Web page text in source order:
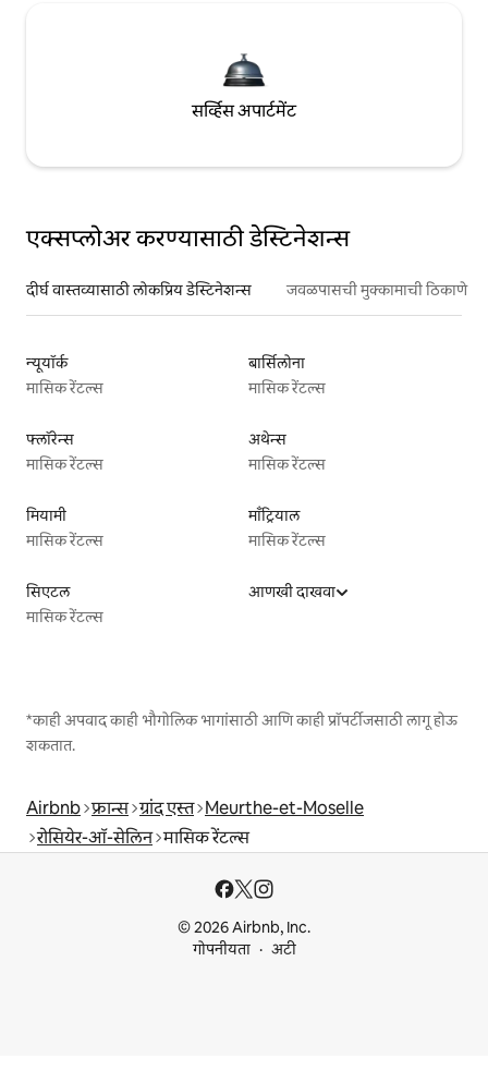
सर्व्हिस अपार्टमेंट
एक्सप्लोअर करण्यासाठी डेस्टिनेशन्स
दीर्घ वास्तव्यासाठी लोकप्रिय डेस्टिनेशन्स जवळपासची मुक्कामाची ठिकाणे
न्यूयॉर्क
मासिक रेंटल्स
बार्सिलोना
मासिक रेंटल्स
फ्लॉरेन्स
मासिक रेंटल्स
अथेन्स
मासिक रेंटल्स
मियामी
मासिक रेंटल्स
माँट्रियाल
मासिक रेंटल्स
सिएटल
मासिक रेंटल्स
आणखी दाखवा
*काही अपवाद काही भौगोलिक भागांसाठी आणि काही प्रॉपर्टीजसाठी लागू होऊ
शकतात.
Airbnb फ्रान्स ग्रांद एस्त Meurthe-et-Moselle
रोसियेर-ऑ-सेलिन मासिक रेंटल्स
© 2026 Airbnb, Inc.
गोपनीयता
अटी